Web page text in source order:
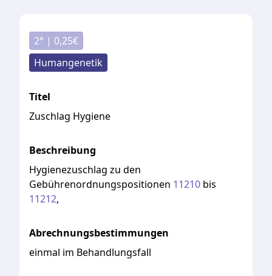
2° | 0,25€
Humangenetik
Titel
Zuschlag Hygiene
Beschreibung
Hygienezuschlag zu den
Gebührenordnungspositionen 11210 bis
11212,
Abrechnungsbestimmungen
einmal im Behandlungsfall